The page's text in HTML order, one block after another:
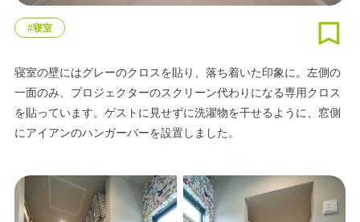
#寝室
寝室の壁にはグレーのクロスを貼り、落ち着いた印象に。左側の
一面のみ、プロジェクターのスクリーン代わりになる専用クロス
を貼っています。ゲストに見せずに洗濯物を干せるように、窓側
にアイアンのハンガーバーを設置しました。